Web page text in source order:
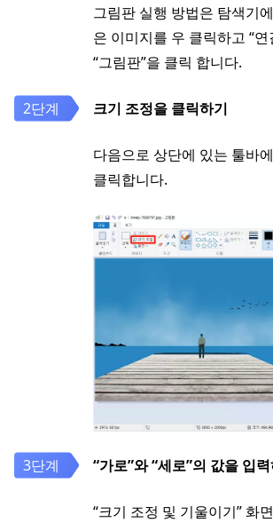
그림판 실행 방법은 탐색기
은 이미지를 우 클릭하고 “
“그림판”을 클릭 합니다.
크기 조정을 클릭하기
다음으로 상단에 있는 툴바
클릭합니다.
“가로”와 “세로”의 값을 입
“크기 조정 및 기울이기” 화